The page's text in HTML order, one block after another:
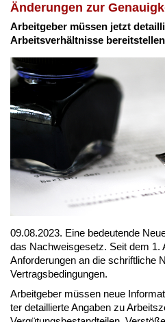
Än­de­run­gen zur
Ar­beit­ge­ber müs­sen jetzt
Ar­beits­ver­hält­nis­se be­reit­stel­len
09.08.2023. Ei­ne be­deu­ten­de
das Nach­weis­ge­setz. Seit dem 1.
An­for­de­run­gen an die schrift­li­che
Ver­trags­be­din­gun­gen.
Ar­beit­ge­ber müs­sen neue
ter de­tail­lier­te An­ga­ben zu